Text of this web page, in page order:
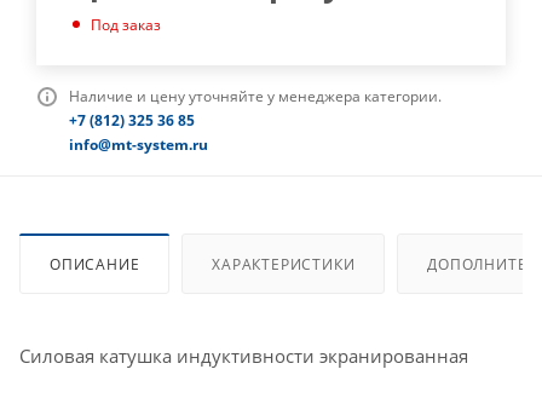
Под заказ
Наличие и цену уточняйте у менеджера категории.
+7 (812) 325 36 85
info@mt-system.ru
ОПИСАНИЕ ХАРАКТЕРИСТИКИ
Силовая катушка индуктивности экранированная